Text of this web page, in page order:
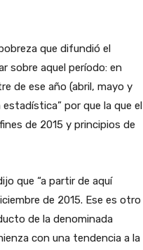
que difundió el
sobre aquel período: en
de ese año (abril, mayo y
por que la que el
de 2015 y principios de
que “a partir de aquí
de 2015. Ese es otro
de la denominada
con una tendencia a la